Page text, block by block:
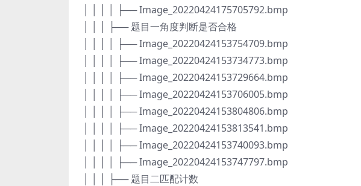
│ │ │ │ ├── Image_20220424175705792.bmp
│ │ │ ├── 题目一角度判断是否合格
│ │ │ │ ├── Image_20220424153754709.bmp
│ │ │ │ ├── Image_20220424153734773.bmp
│ │ │ │ ├── Image_20220424153729664.bmp
│ │ │ │ ├── Image_20220424153706005.bmp
│ │ │ │ ├── Image_20220424153804806.bmp
│ │ │ │ ├── Image_20220424153813541.bmp
│ │ │ │ ├── Image_20220424153740093.bmp
│ │ │ │ ├── Image_20220424153747797.bmp
│ │ │ ├── 题目二匹配计数